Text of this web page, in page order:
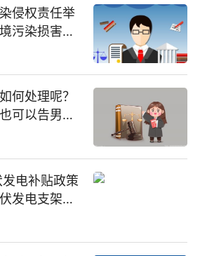
侵权责任举
污染损害赔
何处理呢？
可以告男人
电补贴政策
发电支架价